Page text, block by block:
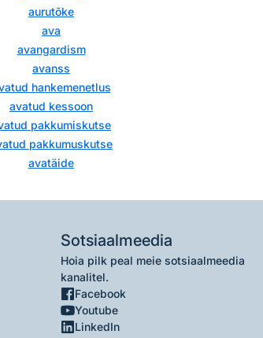
aurutõke
ava
avangardism
avanss
hankemenetlus
avatud kessoon
pakkumiskutse
pakkumuskutse
avatäide
Sotsiaalmeedia
Hoia pilk peal meie sotsiaalmeedia
kanalitel.
Facebook
Youtube
LinkedIn